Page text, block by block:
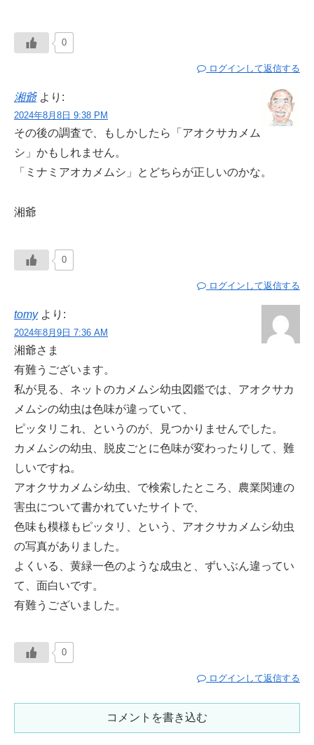
0
ログインして返信する
湘爺 より:
2024年8月8日 9:38 PM
その後の調査で、もしかしたら「アオクサカメム
シ」かもしれません。
「ミナミアオカメムシ」とどちらが正しいのかな。
湘爺
0
ログインして返信する
tomy より:
2024年8月9日 7:36 AM
湘爺さま
有難うございます。
私が見る、ネットのカメムシ幼虫図鑑では、アオクサカ
メムシの幼虫は色味が違っていて、
ピッタリこれ、というのが、見つかりませんでした。
カメムシの幼虫、脱皮ごとに色味が変わったりして、難
しいですね。
アオクサカメムシ幼虫、で検索したところ、農業関連の
害虫について書かれていたサイトで、
色味も模様もピッタリ、という、アオクサカメムシ幼虫
の写真がありました。
よくいる、黄緑一色のような成虫と、ずいぶん違ってい
て、面白いです。
有難うございました。
0
ログインして返信する
コメントを書き込む